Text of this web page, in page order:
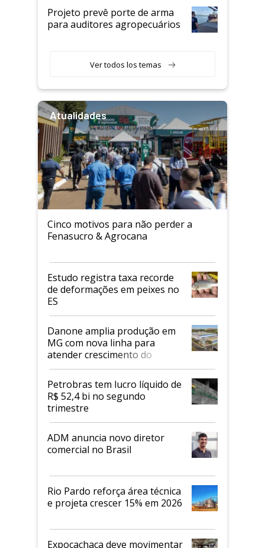
Projeto prevê porte de arma
para auditores agropecuários
Ver todos los temas
Atualidades
Cinco motivos para não perder a
Fenasucro & Agrocana
Estudo registra taxa recorde
de deformações em peixes no
ES
Danone amplia produção em
MG com nova linha para
atender crescimento do
mercado de alimentos
proteicos
Petrobras tem lucro líquido de
R$ 52,4 bi no segundo
trimestre
ADM anuncia novo diretor
comercial no Brasil
Rio Pardo reforça área técnica
e projeta crescer 15% em 2026
Expocachaça deve movimentar